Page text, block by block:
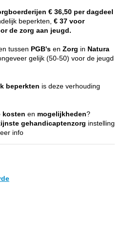
€ 36,50 per dagdeel
beperkten, € 37 voor
de zorg aan jeugd.
tussen PGB's en Zorg in Natura
gelijk (50-50) voor de jeugd
beperkten is deze verhouding
kosten en mogelijkheden?
gehandicaptenzorg instelling
info